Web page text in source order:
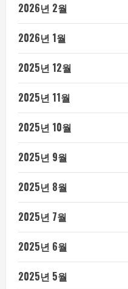
2026년 2월
2026년 1월
2025년 12월
2025년 11월
2025년 10월
2025년 9월
2025년 8월
2025년 7월
2025년 6월
2025년 5월